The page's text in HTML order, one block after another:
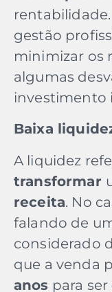
gestão
minimizar os
algumas
investimento
Baixa
A liquidez
transformar
receita. No
falando de
considerado
que a venda
anos para ser